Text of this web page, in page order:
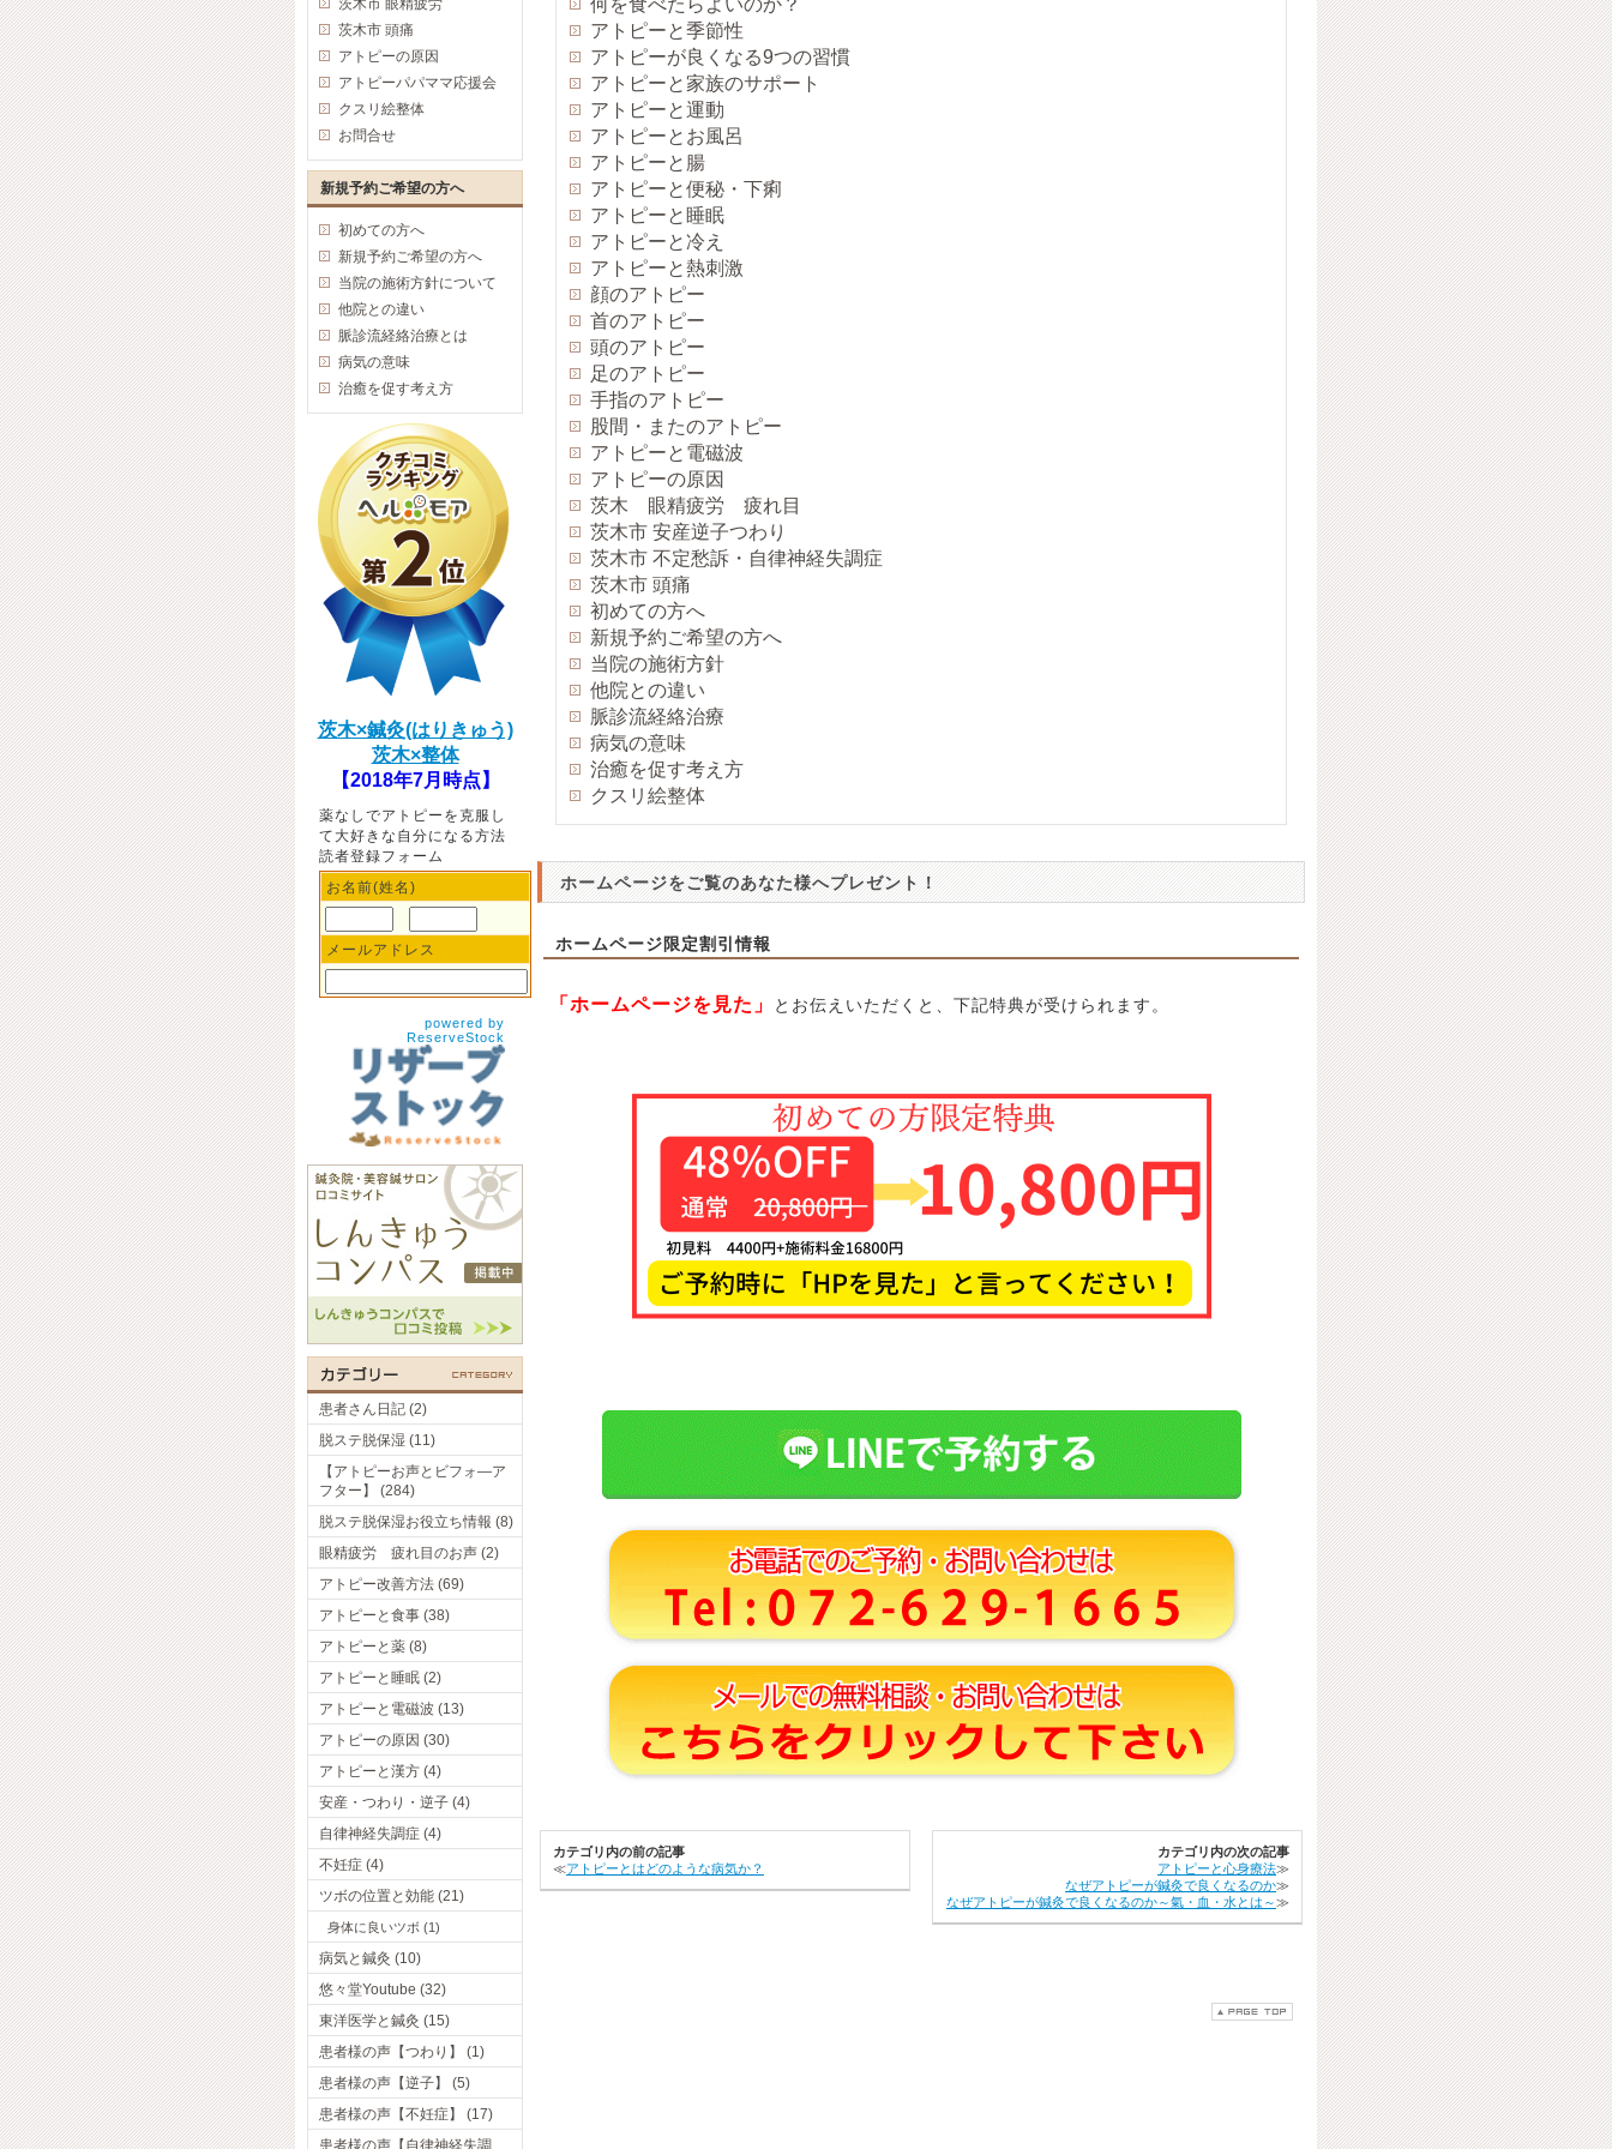
何を食べたらよいのか？
アトピーと季節性
アトピーが良くなる9つの習慣
アトピーと家族のサポート
アトピーと運動
アトピーとお風呂
アトピーと腸
アトピーと便秘・下痢
アトピーと睡眠
アトピーと冷え
アトピーと熱刺激
顔のアトピー
首のアトピー
頭のアトピー
足のアトピー
手指のアトピー
股間・またのアトピー
アトピーと電磁波
アトピーの原因
茨木 眼精疲労 疲れ目
茨木市 安産逆子つわり
茨木市 不定愁訴・自律神経失調症
茨木市 頭痛
初めての方へ
新規予約ご希望の方へ
当院の施術方針
他院との違い
脈診流経絡治療
病気の意味
治癒を促す考え方
クスリ絵整体
ホームページをご覧のあなた様へプレゼント！
ホームページ限定割引情報
「ホームページを見た」 とお伝えいただくと、下記特典が受けられます。
カテゴリ内の前の記事
≪アトピーとはどのような病気か？
カテゴリ内の次の記事
アトピーと心身療法≫
なぜアトピーが鍼灸で良くなるのか≫
なぜアトピーが鍼灸で良くなるのか～氣・血・水とは～≫
茨木市 眼精疲労
茨木市 頭痛
アトピーの原因
アトピーパパママ応援会
クスリ絵整体
お問合せ
新規予約ご希望の方へ
初めての方へ
新規予約ご希望の方へ
当院の施術方針について
他院との違い
脈診流経絡治療とは
病気の意味
治癒を促す考え方
茨木×鍼灸(はりきゅう)
茨木×整体
【2018年7月時点】
薬なしでアトピーを克服し
て大好きな自分になる方法
読者登録フォーム
お名前(姓名)
メールアドレス
powered by
ReserveStock
患者さん日記 (2)
脱ステ脱保湿 (11)
【アトピーお声とビフォ―ア
フター】 (284)
脱ステ脱保湿お役立ち情報 (8)
眼精疲労 疲れ目のお声 (2)
アトピー改善方法 (69)
アトピーと食事 (38)
アトピーと薬 (8)
アトピーと睡眠 (2)
アトピーと電磁波 (13)
アトピーの原因 (30)
アトピーと漢方 (4)
安産・つわり・逆子 (4)
自律神経失調症 (4)
不妊症 (4)
ツボの位置と効能 (21)
身体に良いツボ (1)
病気と鍼灸 (10)
悠々堂Youtube (32)
東洋医学と鍼灸 (15)
患者様の声【つわり】 (1)
患者様の声【逆子】 (5)
患者様の声【不妊症】 (17)